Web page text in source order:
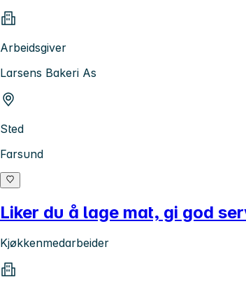
Arbeidsgiver
Larsens Bakeri As
Sted
Farsund
Liker du å lage mat, gi god
Kjøkkenmedarbeider